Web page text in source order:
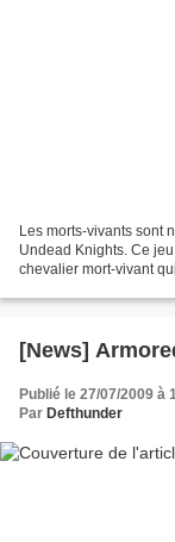
Les morts-vivants sont
Undead Knights. Ce
chevalier mort-vivant
[News]
Publié le 27/07/2009 à
Par Defthunder